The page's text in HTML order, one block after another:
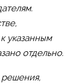
указанным
отдельно.